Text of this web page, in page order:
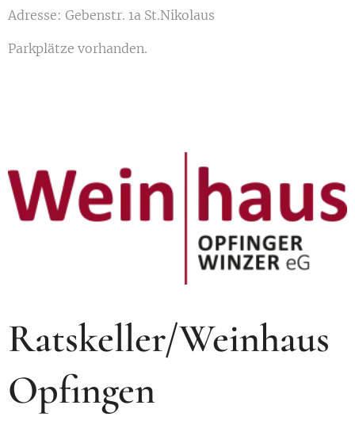
Adresse: Gebenstr. 1a St.Nikolaus
Parkplätze vorhanden.
Ratskeller/Weinhaus
Opfingen